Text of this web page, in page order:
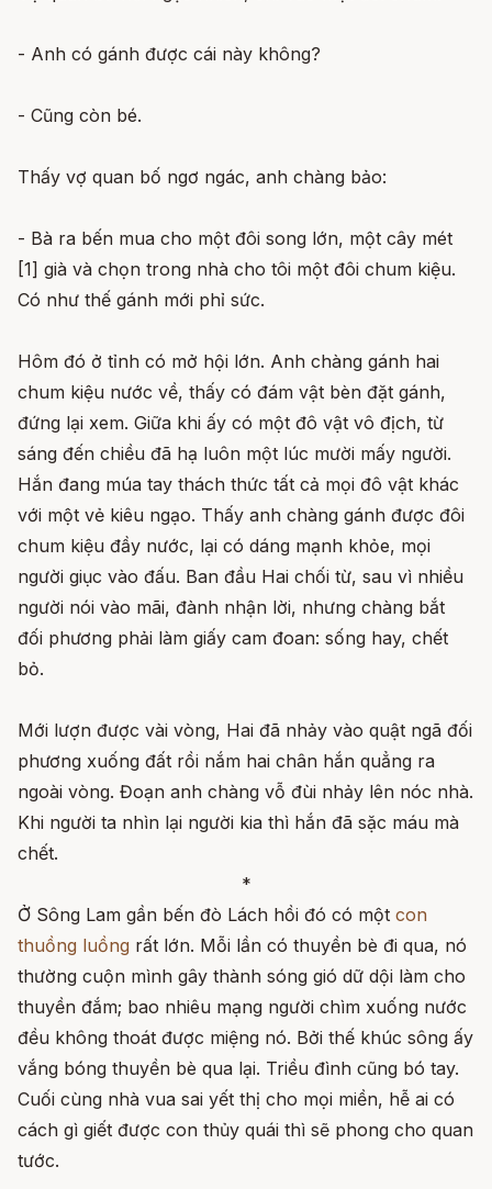
- Anh có gánh được cái này không?
- Cũng còn bé.
Thấy vợ quan bố ngơ ngác, anh chàng bảo:
- Bà ra bến mua cho một đôi song lớn, một cây mét
[1] già và chọn trong nhà cho tôi một đôi chum kiệu.
Có như thế gánh mới phỉ sức.
Hôm đó ở tỉnh có mở hội lớn. Anh chàng gánh hai
chum kiệu nước về, thấy có đám vật bèn đặt gánh,
đứng lại xem. Giữa khi ấy có một đô vật vô địch, từ
sáng đến chiều đã hạ luôn một lúc mười mấy người.
Hắn đang múa tay thách thức tất cả mọi đô vật khác
với một vẻ kiêu ngạo. Thấy anh chàng gánh được đôi
chum kiệu đầy nước, lại có dáng mạnh khỏe, mọi
người giục vào đấu. Ban đầu Hai chối từ, sau vì nhiều
người nói vào mãi, đành nhận lời, nhưng chàng bắt
đối phương phải làm giấy cam đoan: sống hay, chết
bỏ.
Mới lượn được vài vòng, Hai đã nhảy vào quật ngã đối
phương xuống đất rồi nắm hai chân hắn quẳng ra
ngoài vòng. Đoạn anh chàng vỗ đùi nhảy lên nóc nhà.
Khi người ta nhìn lại người kia thì hắn đã sặc máu mà
chết.
*
Ở Sông Lam gần bến đò Lách hồi đó có một con
thuồng luồng rất lớn. Mỗi lần có thuyền bè đi qua, nó
thường cuộn mình gây thành sóng gió dữ dội làm cho
thuyền đắm; bao nhiêu mạng người chìm xuống nước
đều không thoát được miệng nó. Bởi thế khúc sông ấy
vắng bóng thuyền bè qua lại. Triều đình cũng bó tay.
Cuối cùng nhà vua sai yết thị cho mọi miền, hễ ai có
cách gì giết được con thủy quái thì sẽ phong cho quan
tước.